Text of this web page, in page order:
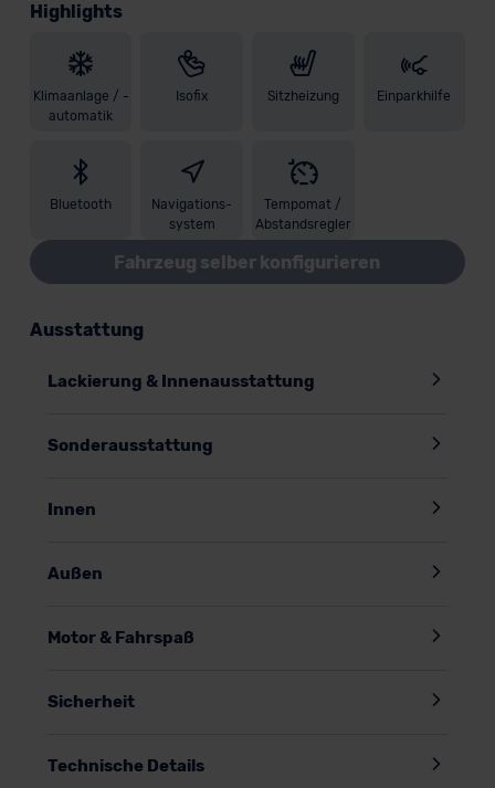
Highlights
Klimaanlage / -
automatik
Isofix Sitzheizung Einparkhilfe
Bluetooth
Navigations-
system
Tempomat /
Abstandsregler
Fahrzeug selber konfigurieren
Ausstattung
Lackierung & Innenausstattung
Sonderausstattung
Innen
Außen
Motor & Fahrspaß
Sicherheit
Technische Details